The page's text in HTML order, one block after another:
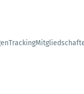
Tracking